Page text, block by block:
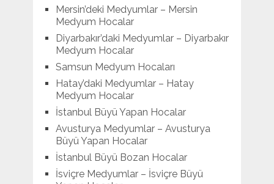
Mersin’deki Medyumlar – Mersin
Medyum Hocalar
Diyarbakır’daki Medyumlar – Diyarbakır
Medyum Hocalar
Samsun Medyum Hocaları
Hatay’daki Medyumlar – Hatay
Medyum Hocalar
İstanbul Büyü Yapan Hocalar
Avusturya Medyumlar – Avusturya
Büyü Yapan Hocalar
İstanbul Büyü Bozan Hocalar
İsviçre Medyumlar – İsviçre Büyü